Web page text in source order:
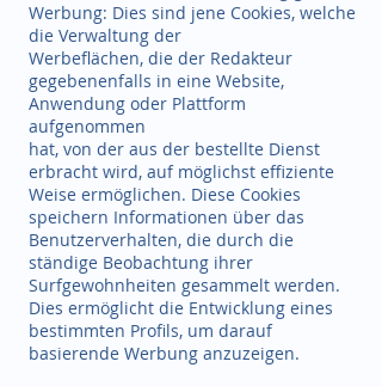
Werbung: Dies sind jene Cookies, welche
die Verwaltung der
Werbeflächen, die der Redakteur
gegebenenfalls in eine Website,
Anwendung oder Plattform
aufgenommen
hat, von der aus der bestellte Dienst
erbracht wird, auf möglichst effiziente
Weise ermöglichen. Diese Cookies
speichern Informationen über das
Benutzerverhalten, die durch die
ständige Beobachtung ihrer
Surfgewohnheiten gesammelt werden.
Dies ermöglicht die Entwicklung eines
bestimmten Profils, um darauf
basierende Werbung anzuzeigen.